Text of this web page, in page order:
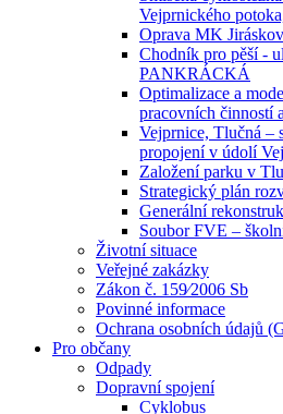
Vejprnického
Oprava MK
Chodník pro pěší -
PANKRÁCKÁ
Optimalizace a
pracovních činností
Vejprnice, Tlučná –
propojení v údolí
Založení parku v
Strategický plán
Generální
Soubor FVE –
Životní situace
Veřejné zakázky
Zákon č. 159⁄2006 Sb
Povinné informace
Ochrana osobních údajů
Pro občany
Odpady
Dopravní spojení
Cyklobus